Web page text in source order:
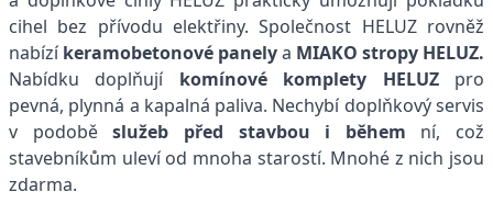
cihel bez přívodu elektřiny. Společnost HELUZ rovněž
nabízíkeramobetonové panelya MIAKO stropy HELUZ.
Nabídku doplňují komínové komplety HELUZpro
pevná, plynná a kapalná paliva. Nechybí doplňkový servis
v podoběslužeb před stavbou i během ní, což
stavebníkům uleví od mnoha starostí. Mnohé z nich jsou
zdarma.